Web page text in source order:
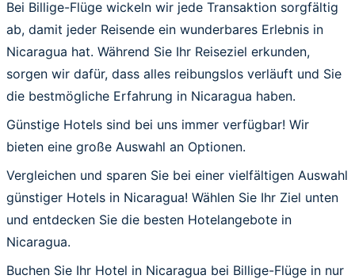
Bei Billige-Flüge wickeln wir jede Transaktion sorgfältig
ab, damit jeder Reisende ein wunderbares Erlebnis in
Nicaragua hat. Während Sie Ihr Reiseziel erkunden,
sorgen wir dafür, dass alles reibungslos verläuft und Sie
die bestmögliche Erfahrung in Nicaragua haben.
Günstige Hotels sind bei uns immer verfügbar! Wir
bieten eine große Auswahl an Optionen.
Vergleichen und sparen Sie bei einer vielfältigen Auswahl
günstiger Hotels in Nicaragua! Wählen Sie Ihr Ziel unten
und entdecken Sie die besten Hotelangebote in
Nicaragua.
Buchen Sie Ihr Hotel in Nicaragua bei Billige-Flüge in nur